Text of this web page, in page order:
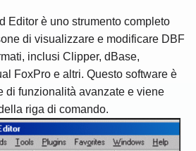
Editor è uno strumento completo
di visualizzare e modificare DBF
inclusi Clipper, dBase,
FoxPro e altri. Questo software è
di funzionalità avanzate e viene
riga di comando.